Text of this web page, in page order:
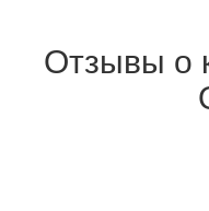
Отзывы о